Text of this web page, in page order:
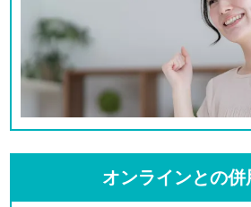
オンラインとの併